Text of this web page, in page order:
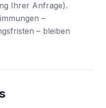
Ihrer Anfrage).
–
– bleiben